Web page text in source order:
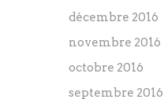
décembre 2016
novembre 2016
octobre 2016
septembre 2016